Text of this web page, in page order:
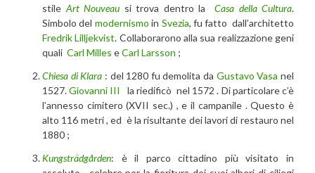
stile Art Nouveau si trova dentro la Casa della Cultura.
Simbolo del modernismo in Svezia, fu fatto dall’architetto
Fredrik Lilljekvist. Collaborarono alla sua realizzazione geni
quali Carl Milles eCarl Larsson ;
Chiesa di Klara : del 1280 fu demolita da Gustavo Vasa nel
1527.Giovanni III
la riedificò nel 1572 . Di particolare c’è
l’annesso cimitero (XVII sec.) , e il campanile . Questo è
alto 116 metri , ed è la risultante dei lavori di restauro nel
1880 ;
Kungsträdgården: è il parco cittadino più visitato in